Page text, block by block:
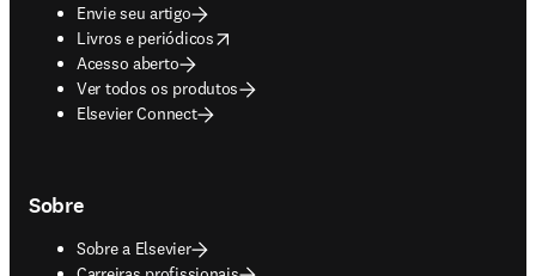
Envie seu artigo
Livros e periódicos
opens in new tab/window
Acesso aberto
Ver todos os produtos
Elsevier Connect
Sobre
Sobre a Elsevier